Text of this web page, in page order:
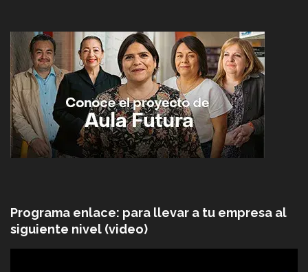
Programa enlace: para llevar a tu empresa al
siguiente nivel (video)